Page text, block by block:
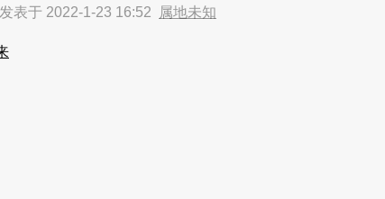
发表于 2022-1-23 16:52 属地未知